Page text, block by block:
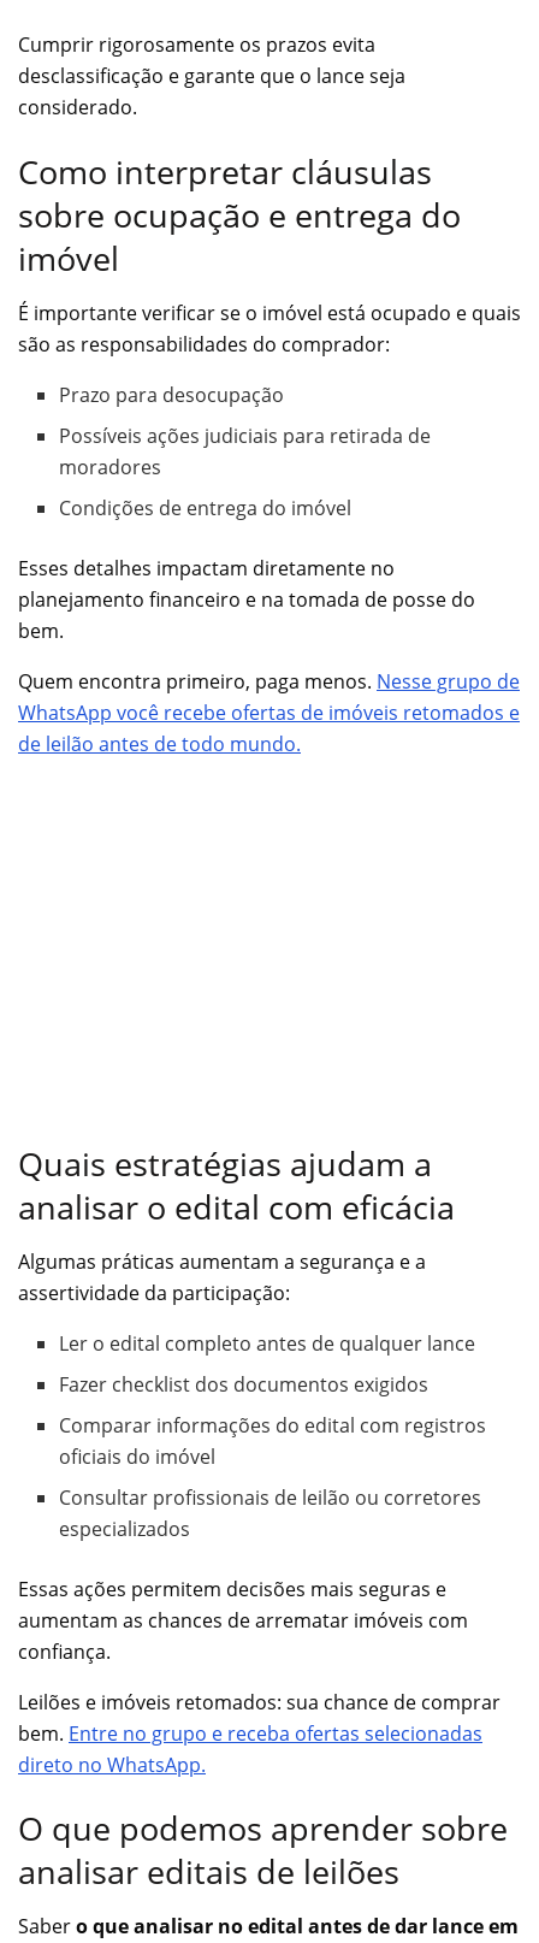
Cumprir rigorosamente os prazos evita
desclassificação e garante que o lance seja
considerado.
Como interpretar cláusulas
sobre ocupação e entrega do
imóvel
É importante verificar se o imóvel está ocupado e quais
são as responsabilidades do comprador:
Prazo para desocupação
Possíveis ações judiciais para retirada de
moradores
Condições de entrega do imóvel
Esses detalhes impactam diretamente no
planejamento financeiro e na tomada de posse do
bem.
Quem encontra primeiro, paga menos. Nesse grupo de
WhatsApp você recebe ofertas de imóveis retomados e
de leilão antes de todo mundo.
Quais estratégias ajudam a
analisar o edital com eficácia
Algumas práticas aumentam a segurança e a
assertividade da participação:
Ler o edital completo antes de qualquer lance
Fazer checklist dos documentos exigidos
Comparar informações do edital com registros
oficiais do imóvel
Consultar profissionais de leilão ou corretores
especializados
Essas ações permitem decisões mais seguras e
aumentam as chances de arrematar imóveis com
confiança.
Leilões e imóveis retomados: sua chance de comprar
bem. Entre no grupo e receba ofertas selecionadas
direto no WhatsApp.
O que podemos aprender sobre
analisar editais de leilões
Sabero que analisar no edital antes de dar lance em